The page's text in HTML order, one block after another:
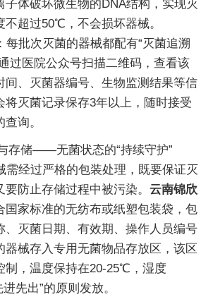
子体破坏微生物的DNA结构，实现灭
不超过50℃，不会损坏器械。
每批次灭菌的器械都配有“灭菌追溯
过医院公众号扫描二维码，查看该
间、灭菌器编号、生物监测结果等信
将灭菌记录保存3年以上，随时接受
询。
存储——无菌状态的“持续守护”
需经过严格的包装处理，既要保证灭
防止存储过程中被污染。 云南锦欣
国家标准的无纺布或纸塑包装袋，包
、灭菌日期、有效期、操作人员编号
器械存入专用无菌物品存放区，该区
制，温度保持在20-25℃，湿度
先出”的原则发放。